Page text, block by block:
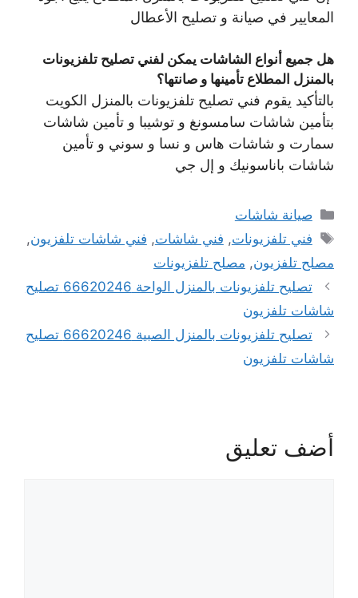
المعايير في صيانة و تصليح الأعطال
هل جميع أنواع الشاشات يمكن لفني تصليح تلفزيونات
بالمنزل المطلاع تأمينها و صانتها؟
بالتأكيد يقوم فني تصليح تلفزيونات بالمنزل الكويت
بتأمين شاشات سامسونغ و توشيبا و تأمين شاشات
سمارت و شاشات هاس و نسا و سوني و تأمين
شاشات باناسونيك و إل جي
التصنيفات
صيانة شاشات
الوسوم
فني تلفزيونات, فني شاشات, فني شاشات تلفزيون,
مصلح تلفزيون, مصلح تلفزيونات
تصليح تلفزيونات بالمنزل الواحة 66620246 تصليح
شاشات تلفزيون
تصليح تلفزيونات بالمنزل الصبية 66620246 تصليح
شاشات تلفزيون
أضف تعليق